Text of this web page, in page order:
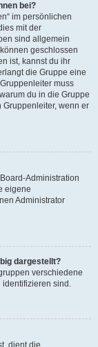
bei?
im persönlichen
mit der
sind allgemein
geschlossen
ist, kannst du ihr
die Gruppe eine
muss
du in die Gruppe
wenn er
Administration
eigene
Administrator
dargestellt?
verschiedene
identifizieren sind.